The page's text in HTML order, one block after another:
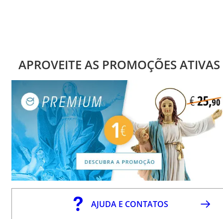
APROVEITE AS PROMOÇÕES ATIVAS
AJUDA E CONTATOS